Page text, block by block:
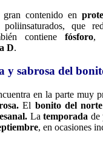
contenido en
poliinsaturados, que
contiene fósforo,
D.
y sabrosa del
en la parte muy
El bonito del norte
Latemporada de
, en ocasiones